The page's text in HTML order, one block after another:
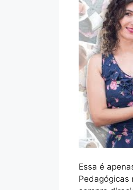
Essa é
Pedagógicas